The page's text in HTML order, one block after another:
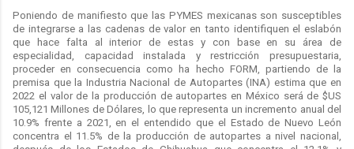
Poniendo de manifiesto que las PYMES mexicanas son susceptibles
de integrarse a las cadenas de valor en tanto identifiquen el eslabón
que hace falta al interior de estas y con base en su área de
especialidad, capacidad instalada y restricción presupuestaria,
proceder en consecuencia como ha hecho FORM, partiendo de la
premisa que la Industria Nacional de Autopartes (INA) estima que en
2022 el valor de la producción de autopartes en México será de $US
105,121 Millones de Dólares, lo que representa un incremento anual del
10.9% frente a 2021, en el entendido que el Estado de Nuevo León
concentra el 11.5% de la producción de autopartes a nivel nacional,